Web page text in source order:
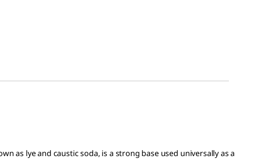
as lye and caustic soda, is a strong base used universally as a